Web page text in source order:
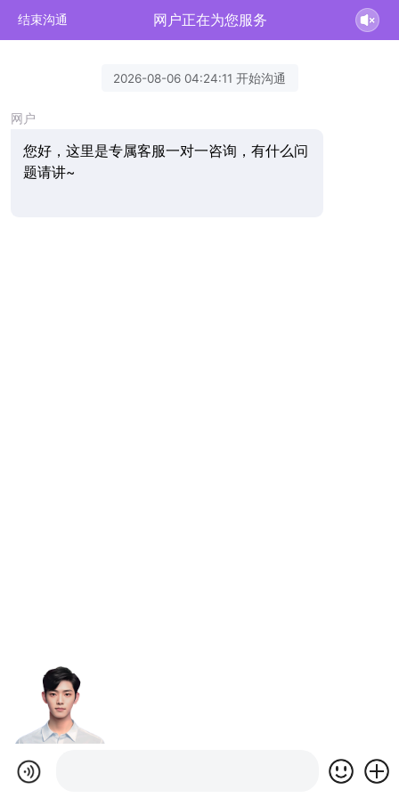
结束沟通 网户正在为您服务
2026-08-06 04:24:11 开始沟通
网户
您好，这里是专属客服一对一咨询，有什么问
题请讲~